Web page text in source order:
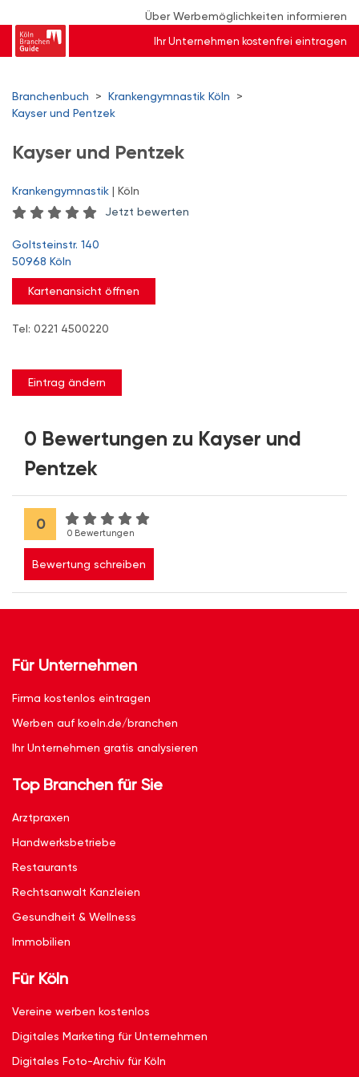
Über Werbemöglichkeiten informieren
Ihr Unternehmen kostenfrei eintragen
Branchenbuch > Krankengymnastik Köln
>
Kayser und Pentzek
Kayser und Pentzek
Krankengymnastik | Köln
Jetzt bewerten
Goltsteinstr. 140
50968 Köln
Kartenansicht öffnen
Tel: 0221 4500220
Eintrag ändern
0 Bewertungen zu Kayser und
Pentzek
0
0 Bewertungen
Bewertung schreiben
Für Unternehmen
Firma kostenlos eintragen
Werben auf koeln.de/branchen
Ihr Unternehmen gratis analysieren
Top Branchen für Sie
Arztpraxen
Handwerksbetriebe
Restaurants
Rechtsanwalt Kanzleien
Gesundheit & Wellness
Immobilien
Für Köln
Vereine werben kostenlos
Digitales Marketing für Unternehmen
Digitales Foto-Archiv für Köln